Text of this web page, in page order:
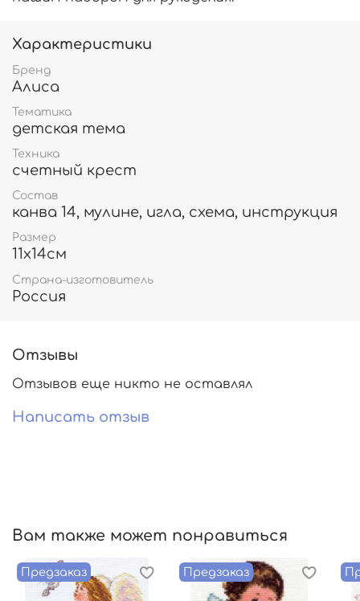
Характеристики
Бренд
Алиса
Тематика
детская тема
Техника
счетный крест
Состав
канва 14, мулине, игла, схема, инструкция
Размер
11х14см
Страна-изготовитель
Россия
Отзывы
Отзывов еще никто не оставлял
Написать отзыв
Вам также может понравиться
Предзаказ Предзаказ